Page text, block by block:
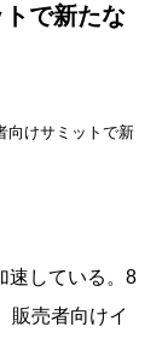
で新たな
向けサミットで新
速している。8
販売者向けイ